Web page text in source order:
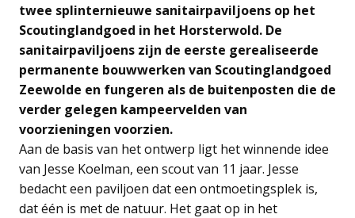
twee splinternieuwe sanitairpaviljoens op het
Scoutinglandgoed in het Horsterwold. De
sanitairpaviljoens zijn de eerste gerealiseerde
permanente bouwwerken van Scoutinglandgoed
Zeewolde en fungeren als de buitenposten die de
verder gelegen kampeervelden van
voorzieningen voorzien.
Aan de basis van het ontwerp ligt het winnende idee
van Jesse Koelman, een scout van 11 jaar. Jesse
bedacht een paviljoen dat een ontmoetingsplek is,
dat één is met de natuur. Het gaat op in het